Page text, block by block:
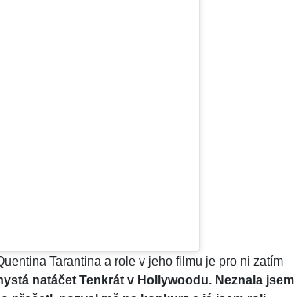
Tarantina a role v jeho filmu je pro ni zatím
natáčet Tenkrát v Hollywoodu. Neznala jsem